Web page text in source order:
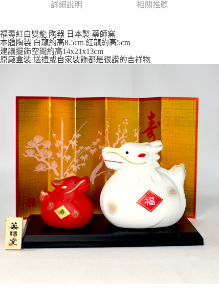
付款後全家取貨
每筆NT$65，滿NT$999(含以上)免運費
7-11取貨付款
付款後7-11取貨
每筆NT$65，滿NT$999(含以上)免運費
每筆NT$100，滿NT$999(含以上)免運費
詳細說明 相關推薦
福壽紅白雙龍 陶器 日本製 藥師窯
本體陶製 白龍約高8.5cm 紅龍約高5cm
建議擺飾空間約高14x21x13cm
原廠盒裝 送禮或自家裝飾都是很讚的吉祥物